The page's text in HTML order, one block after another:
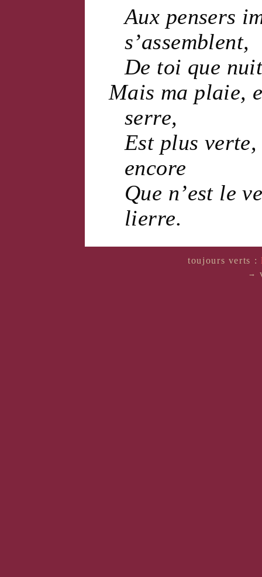
Aux pensers
s’assemblent,
De toi que
Mais ma plaie,
serre,
Est plus verte
encore
Que n’est le
lierre.
toujours verts :
→